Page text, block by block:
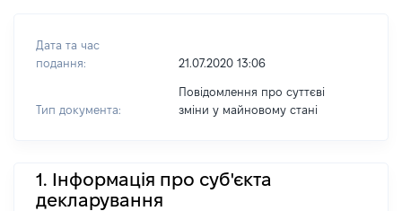
Дата та час
подання:
21.07.2020 13:06
Тип документа:
Повідомлення про суттєві
зміни y майновому стані
1. Інформація про суб'єкта
декларування